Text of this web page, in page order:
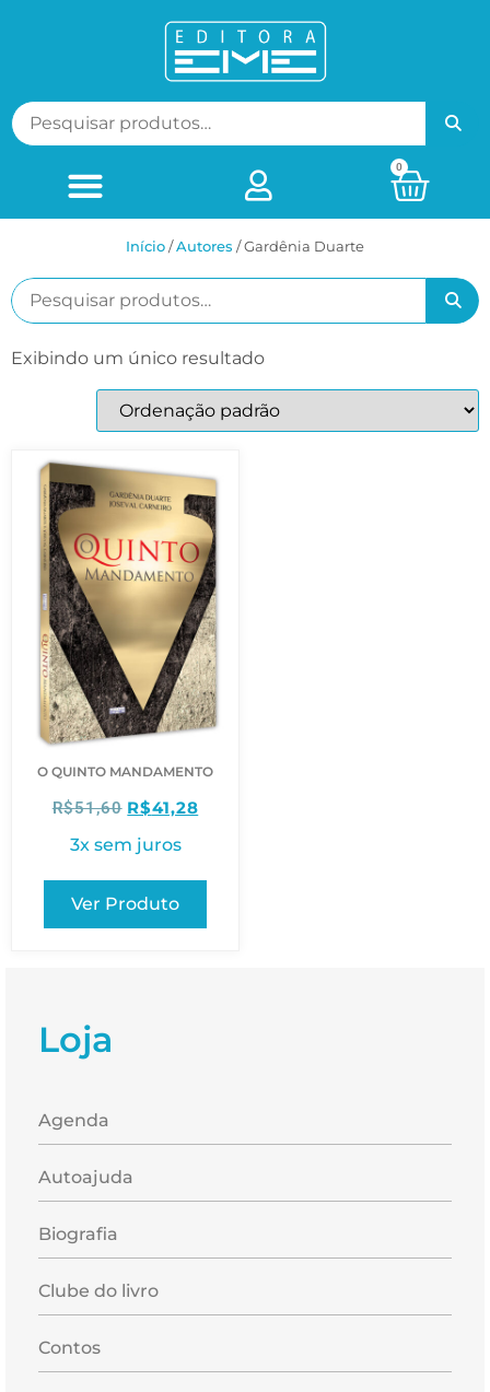
0
Início/ㅤAutores / Gardênia Duarte
Loja
Agenda
Autoajuda
Biografia
Clube do livro
Contos
Exibindo um único resultado
O QUINTO MANDAMENTO
R$51,60 R$41,28
3x sem juros
Ver Produto